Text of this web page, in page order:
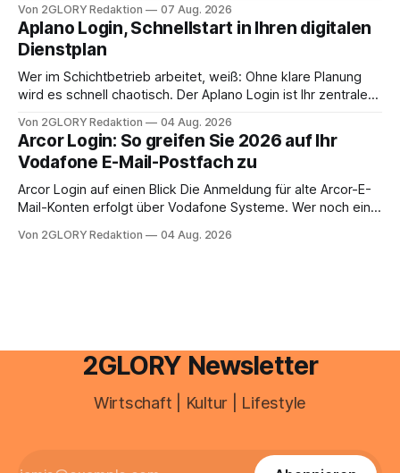
erledigen? Die kurze Antwort: Bei einfachen
Einkommensverhältnissen reicht häufig eine Steuersoftware
aus – sobald jedoch mehrere Einkunftsarten
zusammentreffen oder größere finanzielle Veränderungen
anstehen, zahlt sich professionelle Unterstützung meist
Von 2GLORY Redaktion 07 Aug. 2026
Aplano Login, Schnellstart in Ihren digitalen
Dienstplan
Wer im Schichtbetrieb arbeitet, weiß: Ohne klare Planung
wird es schnell chaotisch. Der Aplano Login ist Ihr zentraler
abwesenheiten und die gesamte kommunikation rund um
Ihr personal digital zu organisieren. In diesem Leitfaden
erfahren Sie alles, was Sie für einen reibungslosen Einstieg
brauchen, von der Registrierung
Von 2GLORY Redaktion 04 Aug. 2026
Arcor Login: So greifen Sie 2026 auf Ihr
Vodafone E-Mail-Postfach zu
Arcor Login auf einen Blick Die Anmeldung für alte Arcor-E-
Mail-Konten erfolgt über Vodafone Systeme. Wer noch eine
besitzt, loggt sich heute über das Vodafone E-Mail & Cloud
Von 2GLORY Redaktion 04 Aug. 2026
2GLORY Newsletter
Wirtschaft | Kultur | Lifestyle